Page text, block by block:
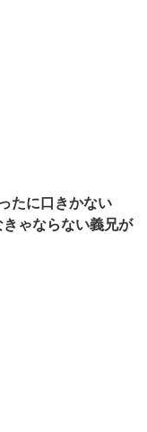
たに口きかない
ゃならない義兄が